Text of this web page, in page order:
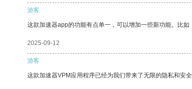
游客
这款加速器app的功能有点单一，可以增加一些新功能。比
2025-09-12
游客
这款加速器VPM应用程序已经为我们带来了无限的隐私和安全